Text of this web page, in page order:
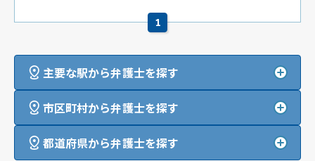
1
主要な駅から弁護士を探す
市区町村から弁護士を探す
都道府県から弁護士を探す